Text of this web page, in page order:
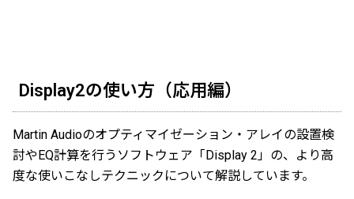
Display2の使い方（応用編）
Martin Audioのオプティマイゼーション・アレイの設置検
討やEQ計算を行うソフトウェア「Display 2」の、より高
度な使いこなしテクニックについて解説しています。